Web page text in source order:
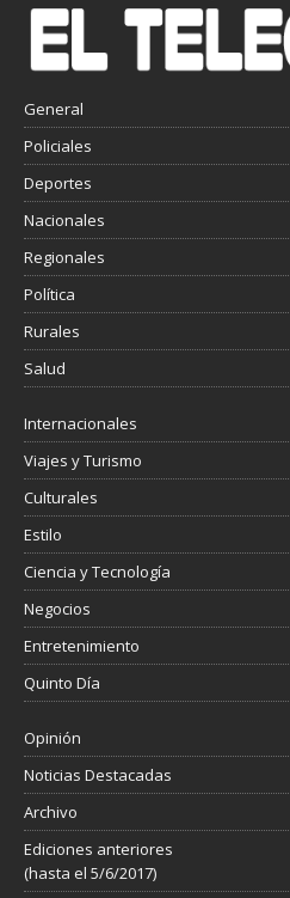
General
Policiales
Deportes
Nacionales
Regionales
Política
Rurales
Salud
Internacionales
Viajes y Turismo
Culturales
Estilo
Ciencia y Tecnología
Negocios
Entretenimiento
Quinto Día
Opinión
Noticias Destacadas
Archivo
Ediciones anteriores
(hasta el 5/6/2017)